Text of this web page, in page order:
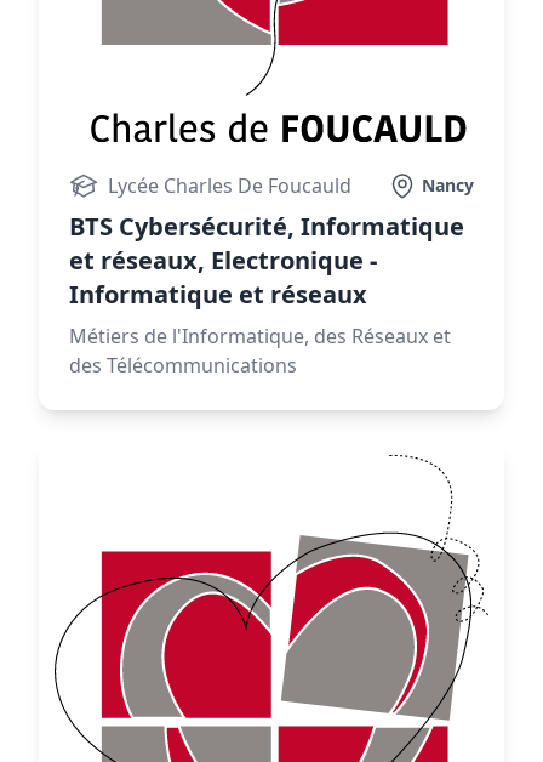
Lycée Charles De Foucauld Nancy
BTS Cybersécurité, Informatique
et réseaux, Electronique -
Informatique et réseaux
Métiers de l'Informatique, des Réseaux et
des Télécommunications